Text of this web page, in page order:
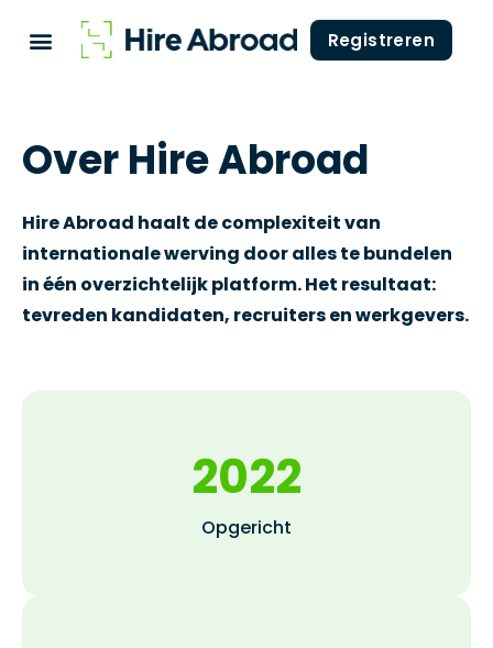
Registreren
Over Hire Abroad
Hire Abroad haalt de complexiteit van
internationale werving door alles te bundelen
in één overzichtelijk platform. Het resultaat:
tevreden kandidaten, recruiters en werkgevers.
2022
Opgericht